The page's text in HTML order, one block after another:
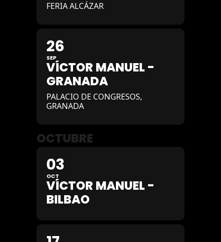
FERIA ALCÁZAR
26
SEP
VÍCTOR MANUEL -
GRANADA
PALACIO DE CONGRESOS,
GRANADA
OCTUBRE
03
OCT
VÍCTOR MANUEL -
BILBAO